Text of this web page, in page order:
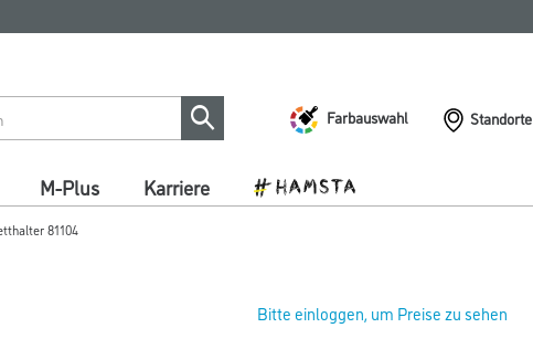
Farbauswahl Standorte
M-Plus Karriere
81104
Bitte einloggen, um Preise zu sehen